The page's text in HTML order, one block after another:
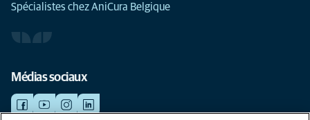
Spécialistes chez AniCura Belgique
Médias sociaux